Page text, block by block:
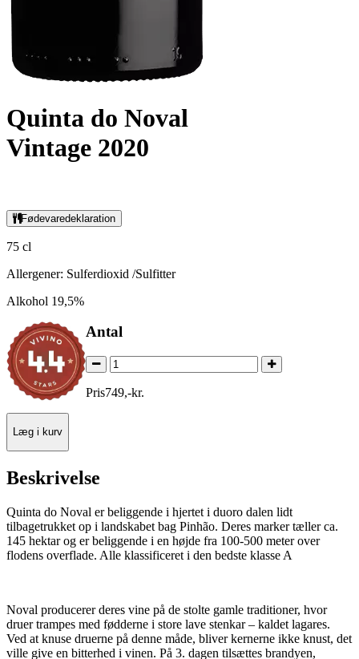
Quinta do Noval
Vintage 2020
Fødevaredeklaration
75 cl
Allergener: Sulferdioxid /Sulfitter
Alkohol 19,5%
Antal
Pris749,-kr.
Læg i kurv
Beskrivelse
Quinta do Noval er beliggende i hjertet i duoro dalen lidt
tilbagetrukket op i landskabet bag Pinhão. Deres marker tæller ca.
145 hektar og er beliggende i en højde fra 100-500 meter over
flodens overflade. Alle klassificeret i den bedste klasse A
Noval producerer deres vine på de stolte gamle traditioner, hvor
druer trampes med fødderne i store lave stenkar – kaldet lagares.
Ved at knuse druerne på denne måde, bliver kernerne ikke knust, det
ville give en bitterhed i vinen. På 3. dagen tilsættes brandyen,